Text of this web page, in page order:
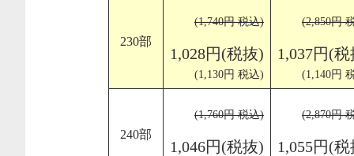
230部
(1,740円 税込)
1,028円(税抜)
(1,130円 税込)
(2,850円
1,037円(
(1,140円
240部
(1,760円 税込)
1,046円(税抜)
(2,870円
1,055円(